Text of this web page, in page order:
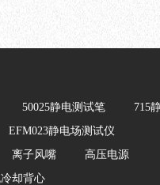
50025静电测试笔
715
EFM023静电场测试仪
离子风嘴
高压电源
却背心